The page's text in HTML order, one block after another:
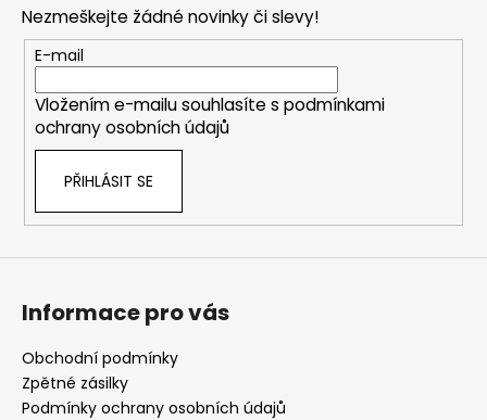
Nezmeškejte žádné novinky či slevy!
E-mail
Vložením e-mailu souhlasíte s podmínkami
ochrany osobních údajů
PŘIHLÁSIT SE
Informace pro vás
Obchodní podmínky
Zpětné zásilky
Podmínky ochrany osobních údajů